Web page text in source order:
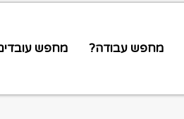
מחפש עבודה? מחפש